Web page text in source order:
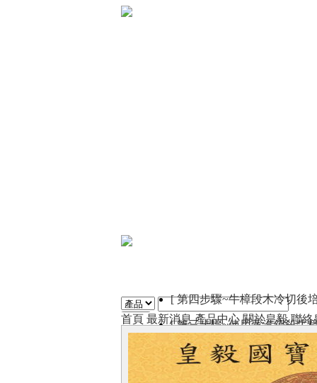
首頁 最新消息 產品中心 關於皇毅 聯絡
[ 第四步驟~牛樟段木冷切後
[ 第三步驟~使用蒸汽鍋殺牛
[ 第二步驟~洗淨水煮牛樟雜
[ 第一步驟~牛樟段木整理 ]